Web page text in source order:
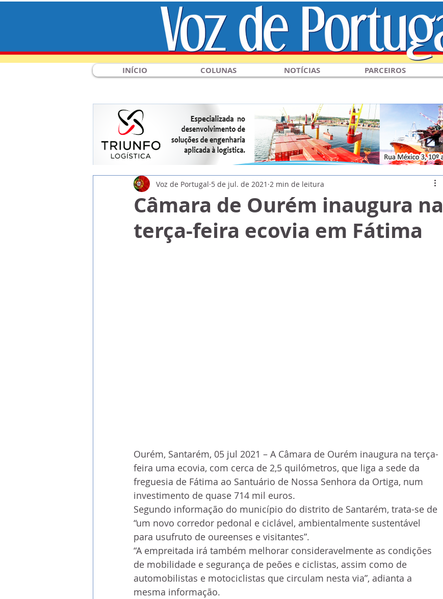
INÍCIO COLUNAS NOTÍCIAS PARCEIROS
Câmara de Ourém inaugura na
terça-feira ecovia em Fátima
Voz de Portugal 5 de jul. de 2021 2 min de leitura
Ourém, Santarém, 05 jul 2021 – A Câmara de Ourém inaugura na terça-
feira uma ecovia, com cerca de 2,5 quilómetros, que liga a sede da
freguesia de Fátima ao Santuário de Nossa Senhora da Ortiga, num
investimento de quase 714 mil euros.
Segundo informação do município do distrito de Santarém, trata-se de
“um novo corredor pedonal e ciclável, ambientalmente sustentável
para usufruto de oureenses e visitantes”.
“A empreitada irá também melhorar consideravelmente as condições
de mobilidade e segurança de peões e ciclistas, assim como de
automobilistas e motociclistas que circulam nesta via”, adianta a
mesma informação.